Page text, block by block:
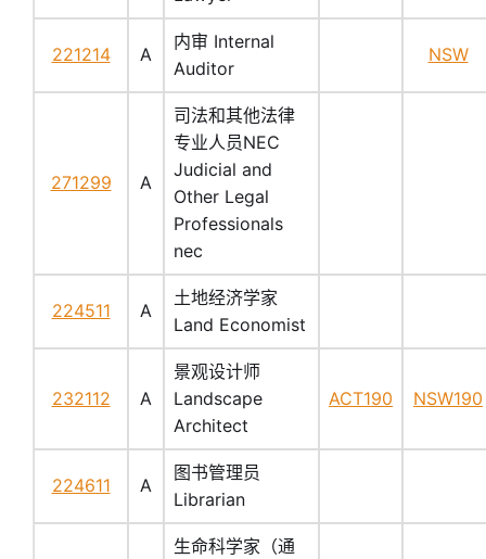
221214 A
内审 Internal
Auditor
NSW
271299 A
司法和其他法律
专业人员NEC
Judicial and
Other Legal
Professionals
nec
224511 A
土地经济学家
Land Economist
232112 A
景观设计师
Landscape
Architect
ACT190 NSW190
224611 A
图书管理员
Librarian
生命科学家（通